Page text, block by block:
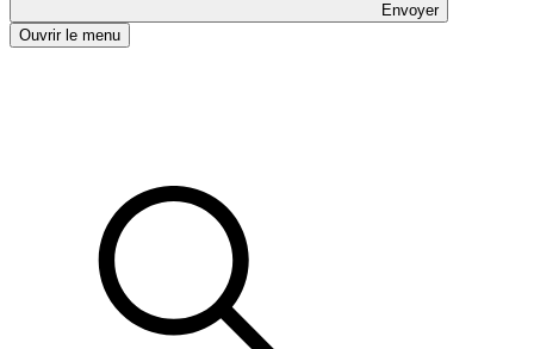
Envoyer
Ouvrir le menu